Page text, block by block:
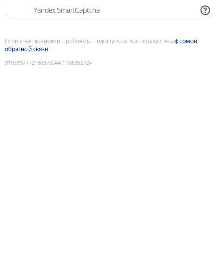
Yandex SmartCaptcha
Если у вас возникли проблемы, пожалуйста, воспользуйтесьформой
обратной связи
9193597772136375244:1786262724